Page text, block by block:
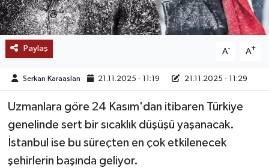
Paylaş A- A+
Serkan Karaaslan 21.11.2025 - 11:19 21.11.2025 - 11:29
Uzmanlara göre 24 Kasım'dan itibaren Türkiye
genelinde sert bir sıcaklık düşüşü yaşanacak.
İstanbul ise bu süreçten en çok etkilenecek
şehirlerin başında geliyor.
DÜNYA
TREND
TEKNOLOJİ
YAŞAM